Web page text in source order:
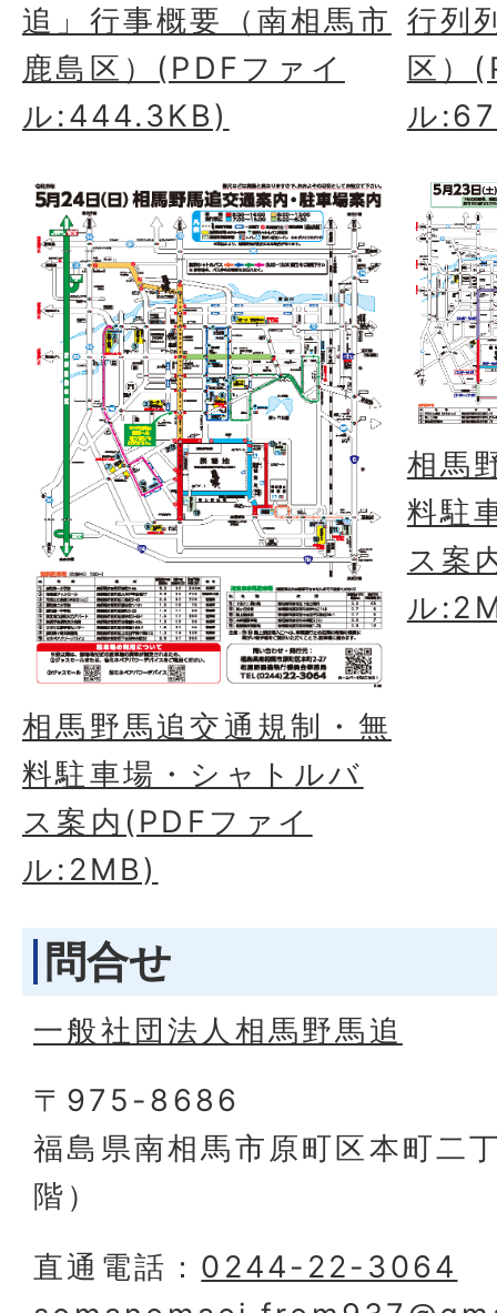
追」行事概要（南相馬市
鹿島区）(PDFファイ
ル:444.3KB)
行列
区）
ル
相馬野馬追交通規制・無
料駐車場・シャトルバ
ス案内(PDFファイ
ル:2MB)
相馬
料駐
ス案
ル
問合せ
一般社団法人相馬野馬追
〒975-8686
福島県南相馬市原町区本町二
階）
直通電話： 0244-22-3064